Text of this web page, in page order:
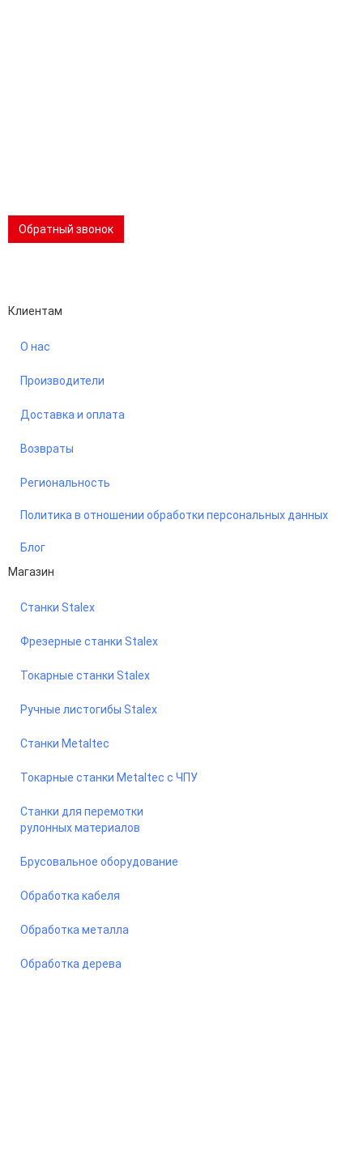
Обратный звонок
Клиентам
О нас
Производители
Доставка и оплата
Возвраты
Региональность
Политика в отношении обработки персональных данных
Блог
Магазин
Станки Stalex
Фрезерные станки Stalex
Токарные станки Stalex
Ручные листогибы Stalex
Станки Metaltec
Токарные станки Metaltec с ЧПУ
Станки для перемотки
рулонных материалов
Брусовальное оборудование
Обработка кабеля
Обработка металла
Обработка дерева